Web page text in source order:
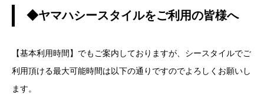
◆ヤマハシースタイルをご利用の皆様へ
【基本利用時間】でもご案内しておりますが、シースタイルでご
利用頂ける最大可能時間は以下の通りですのでよろしくお願いし
ます。